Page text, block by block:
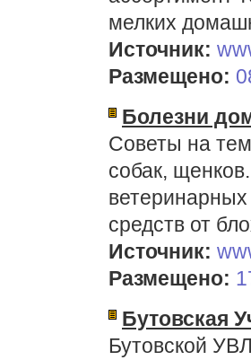
мелких
Источник:
Размещено:
Болезни
Советы на
собак,
средств от
Источник:
Размещено:
Бутовская
Бутовской УВЛ